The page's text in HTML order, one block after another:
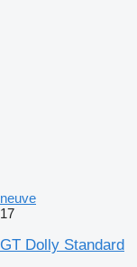
neuve
17
GT Dolly Standard